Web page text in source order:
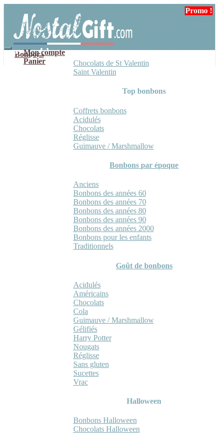
navigation
contenu
Mon compte
Panier
Bonbons
Chocolats de St Valentin
Saint Valentin
Top bonbons
Coffrets bonbons
Acidulés
Chocolats
Réglisse
Guimauve / Marshmallow
Bonbons par époque
Anciens
Bonbons des années 60
Bonbons des années 70
Bonbons des années 80
Bonbons des années 90
Bonbons des années 2000
Bonbons pour les enfants
Traditionnels
Goût de bonbons
Acidulés
Américains
Chocolats
Cola
Guimauve / Marshmallow
Gélifiés
Harry Potter
Nougats
Réglisse
Sans gluten
Sucettes
Vrac
Halloween
Bonbons Halloween
Chocolats Halloween
Promo !